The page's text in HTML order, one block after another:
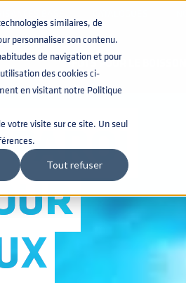
similaires, de
personnaliser son contenu.
de navigation et pour
des cookies ci-
en visitant notre Politique
votre visite sur ce site. Un seul
Tout refuser
FÛTS POUR LE BOISSONS
PAROI